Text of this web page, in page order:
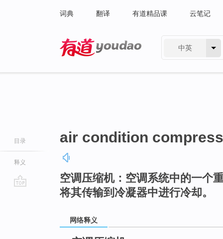
词典 翻译 有道精品课 云笔记
中英
目录
释义
air condition
空调压缩机：空调系统中的一个
将其传输到冷凝器中进行冷却。
网络释义